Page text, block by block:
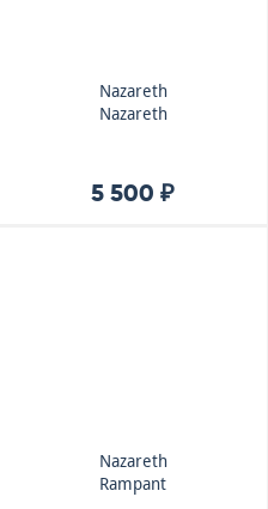
Nazareth
Nazareth
5 500 ₽
Nazareth
Rampant